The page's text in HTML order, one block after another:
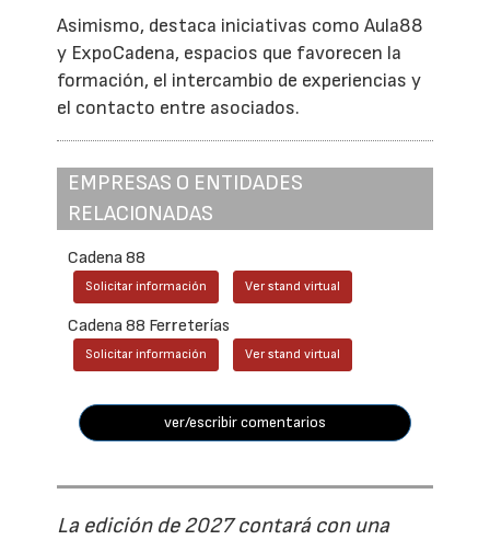
Asimismo, destaca iniciativas como Aula88
y ExpoCadena, espacios que favorecen la
formación, el intercambio de experiencias y
el contacto entre asociados.
EMPRESAS O ENTIDADES
RELACIONADAS
Cadena 88
Solicitar información Ver stand virtual
Cadena 88 Ferreterías
Solicitar información Ver stand virtual
ver/escribir comentarios
La edición de 2027 contará con una